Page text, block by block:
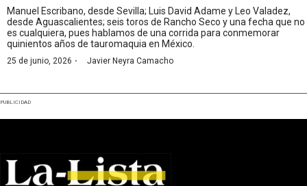
Manuel Escribano, desde Sevilla; Luis David Adame y Leo Valadez,
desde Aguascalientes; seis toros de Rancho Seco y una fecha que no
es cualquiera, pues hablamos de una corrida para conmemorar
quinientos años de tauromaquia en México.
25 de junio, 2026 · Javier Neyra Camacho
PUBLICIDAD